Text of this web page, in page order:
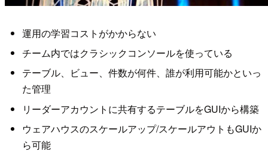
運用の学習コストがかからない
チーム内ではクラシックコンソールを使っている
テーブル、ビュー、件数が何件、誰が利用可能かといっ
た管理
リーダーアカウントに共有するテーブルをGUIから構築
ウェアハウスのスケールアップ/スケールアウトもGUIか
ら可能